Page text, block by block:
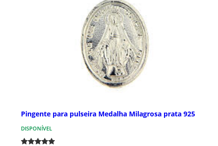
Pingente para pulseira Medalha Milagrosa prata 925
DISPONÍVEL